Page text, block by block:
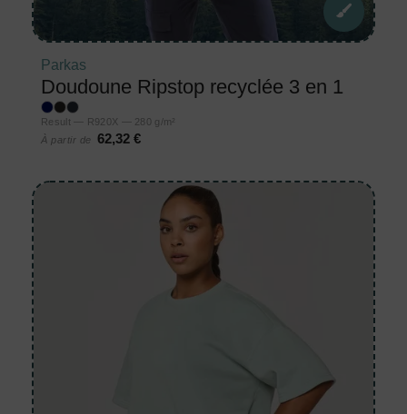
Parkas
Doudoune Ripstop recyclée 3 en 1
Result — R920X — 280 g/m²
À partir de
62,32 €